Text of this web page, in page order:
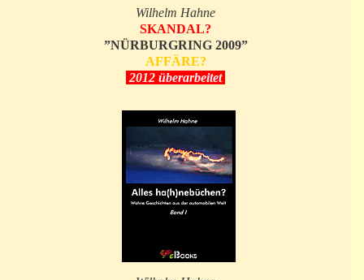
Wilhelm Hahne
SKANDAL?
”NÜRBURGRING 2009”
AFFÄRE?
2012 überarbeitet